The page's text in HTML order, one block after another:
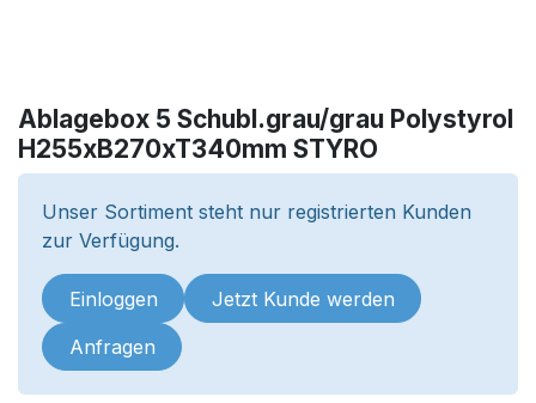
Ablagebox 5 Schubl.grau/grau Polystyrol
H255xB270xT340mm STYRO
Unser Sortiment steht nur registrierten Kunden
zur Verfügung.
Einloggen Jetzt Kunde werden
Anfragen